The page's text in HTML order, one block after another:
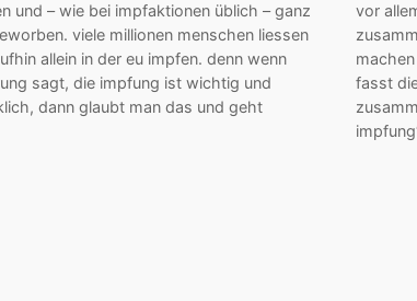
und – wie bei impfaktionen üblich – ganz
viele millionen menschen liessen
allein in der eu impfen. denn wenn
sagt, die impfung ist wichtig und
dann glaubt man das und geht
vor
fasst